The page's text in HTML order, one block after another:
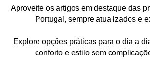
Aproveite os artigos em destaque das
Portugal, sempre atualizados e
Explore opções práticas para o dia a
conforto e estilo sem